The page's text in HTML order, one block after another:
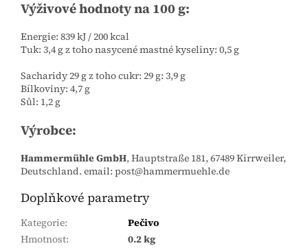
Výživové hodnoty na 100 g:
Energie: 839 kJ / 200 kcal
Tuk: 3,4 g z toho nasycené mastné kyseliny: 0,5 g
Sacharidy 29 g z toho cukr: 29 g: 3,9 g
Bílkoviny: 4,7 g
Sůl: 1,2 g
Výrobce:
Hammermühle GmbH, Hauptstraße 181, 67489 Kirrweiler,
Deutschland. email: post@hammermuehle.de
Doplňkové parametry
Kategorie:
Pečivo
Hmotnost:
0.2 kg